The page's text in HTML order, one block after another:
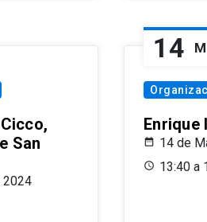
San
2024
14
Enrique
14 de
13:40 a